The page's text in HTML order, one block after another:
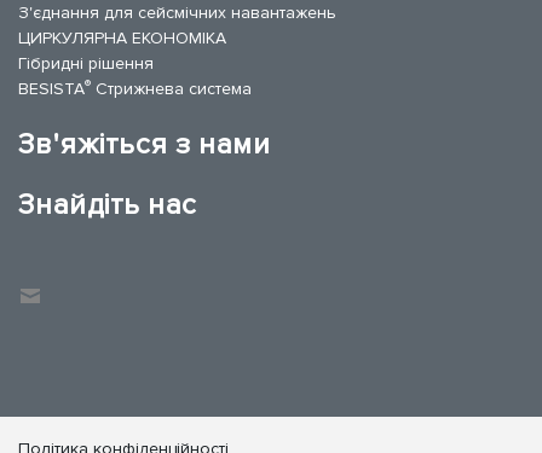
З'єднання для сейсмічних навантажень
ЦИРКУЛЯРНА ЕКОНОМІКА
Гібридні рішення
BESISTA® Стрижнева система
Зв'яжіться з нами
Знайдіть нас